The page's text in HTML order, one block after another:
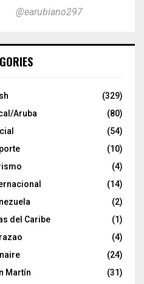
@earubiano297
(329)
Aruba
(80)
(54)
(10)
(4)
(14)
(2)
del Caribe
(1)
(4)
(24)
Martín
(31)